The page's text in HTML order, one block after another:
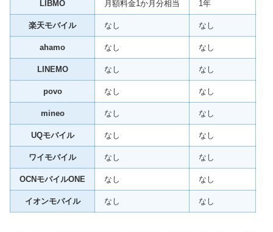
LIBMO 月額料金1か月分相当 1年
楽天モバイル なし なし
ahamo なし なし
LINEMO なし なし
povo なし なし
mineo なし なし
UQモバイル なし なし
ワイモバイル なし なし
OCNモバイルONE なし なし
イオンモバイル なし なし